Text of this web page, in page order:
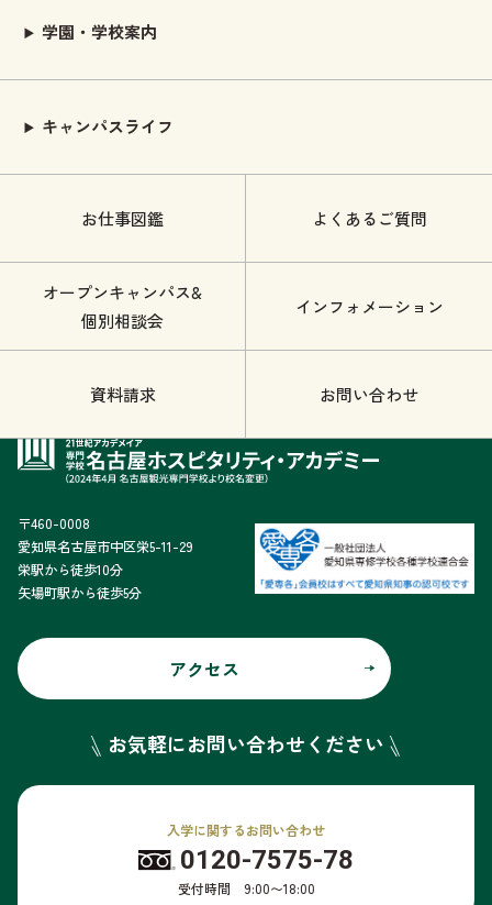
学園・学校案内
キャンパスライフ
お仕事図鑑 よくあるご質問
オープンキャンパス&
個別相談会
インフォメーション
資料請求 お問い合わせ
〒460-0008
愛知県名古屋市中区栄5-11-29
栄駅から徒歩10分
矢場町駅から徒歩5分
アクセス
お気軽にお問い合わせください
入学に関するお問い合わせ
0120-7575-78
受付時間 9:00〜18:00